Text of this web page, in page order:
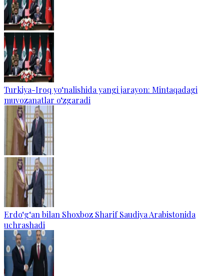
Turkiya-Iroq yo‘nalishida yangi jarayon: Mintaqadagi
muvozanatlar o‘zgaradi
Erdo‘g‘an bilan Shoxboz Sharif Saudiya Arabistonida
uchrashadi